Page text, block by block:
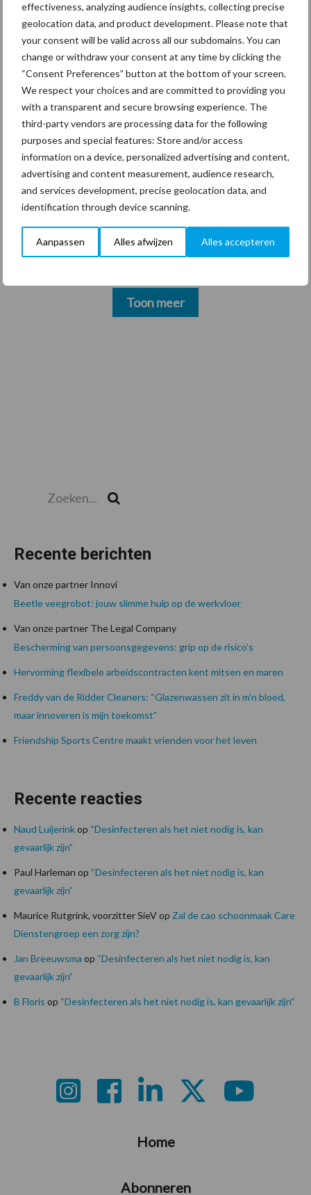
effectiveness, analyzing audience insights, collecting precise
geolocation data, and product development. Please note that
your consent will be valid across all our subdomains. You can
change or withdraw your consent at any time by clicking the
“Consent Preferences” button at the bottom of your screen.
We respect your choices and are committed to providing you
with a transparent and secure browsing experience. The
third-party vendors are processing data for the following
purposes and special features: Store and/or access
information on a device, personalized advertising and content,
advertising and content measurement, audience research,
and services development, precise geolocation data, and
identification through device scanning.
Aanpassen Alles afwijzen Alles accepteren
29 dec
Freddy van de Ridder Cleaners:
“Glazenwassen zit in m’n bloed,
maar innoveren is mijn toekomst”
24 dec
Friendship Sports Centre maakt
vrienden voor het leven
23 dec
Business Apps: breng rust in de
schoonmaakchaos
22 dec
Sportschool Saints & Stars moet
oud-schoonmakers alsnog betalen
Toon meer
Recente berichten
Van onze partner Innovi
Beetle veegrobot: jouw slimme hulp op de werkvloer
Van onze partner The Legal Company
Bescherming van persoonsgegevens: grip op de risico’s
Hervorming flexibele arbeidscontracten kent mitsen en maren
Freddy van de Ridder Cleaners: “Glazenwassen zit in m’n bloed,
maar innoveren is mijn toekomst”
Friendship Sports Centre maakt vrienden voor het leven
Recente reacties
Naud Luijerinkop “Desinfecteren als het niet nodig is, kan
gevaarlijk zijn”
Paul Harleman op “Desinfecteren als het niet nodig is, kan
gevaarlijk zijn”
Maurice Rutgrink, voorzitter SieVop Zal de cao schoonmaak Care
Dienstengroep een zorg zijn?
Jan Breeuwsma op “Desinfecteren als het niet nodig is, kan
gevaarlijk zijn”
B Floris op “Desinfecteren als het niet nodig is, kan gevaarlijk zijn”
Home
Abonneren